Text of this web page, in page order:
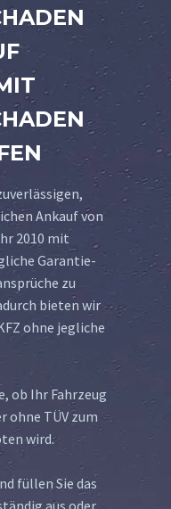
Ankauf von
2010 mit
Garantie-
zu
bieten wir
ohne jegliche
ob Ihr Fahrzeug
ohne TÜV zum
wird.
füllen Sie das
aus oder